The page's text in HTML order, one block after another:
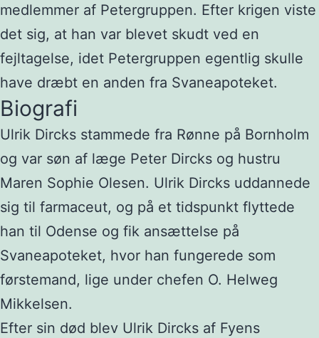
medlemmer af Petergruppen. Efter krigen viste
det sig, at han var blevet skudt ved en
fejltagelse, idet Petergruppen egentlig skulle
have dræbt en anden fra Svaneapoteket.
Biografi
Ulrik Dircks stammede fra Rønne på Bornholm
og var søn af læge Peter Dircks og hustru
Maren Sophie Olesen. Ulrik Dircks uddannede
sig til farmaceut, og på et tidspunkt flyttede
han til Odense og fik ansættelse på
Svaneapoteket, hvor han fungerede som
førstemand, lige under chefen O. Helweg
Mikkelsen.
Efter sin død blev Ulrik Dircks af Fyens